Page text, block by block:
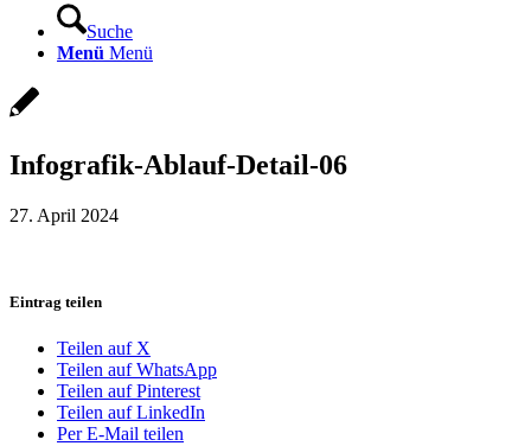
Suche
Menü Menü
Infografik-Ablauf-Detail-06
27. April 2024
Eintrag teilen
Teilen auf X
Teilen auf WhatsApp
Teilen auf Pinterest
Teilen auf LinkedIn
Per E-Mail teilen